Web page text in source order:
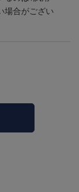
場合がござい